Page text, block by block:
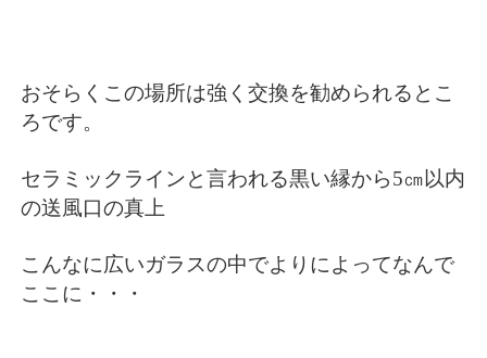
おそらくこの場所は強く交換を勧められるとこ
ろです。
セラミックラインと言われる黒い縁から5㎝以内
の送風口の真上
こんなに広いガラスの中でよりによってなんで
ここに・・・